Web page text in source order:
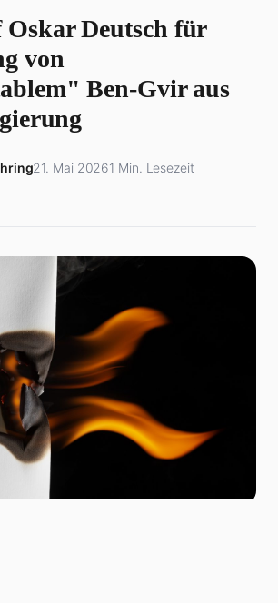
Deutsch für
von
Ben-Gvir aus
21. Mai 20261 Min. Lesezeit